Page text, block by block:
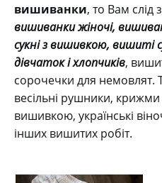
вишиванки, то Вам слід
вишиванки жіночі,
сукні з вишивкою, вишиті
дівчаток і хлопчиків,
сорочечки для немовлят.
весільні рушники,
вишивкою, українські
інших вишитих робіт.